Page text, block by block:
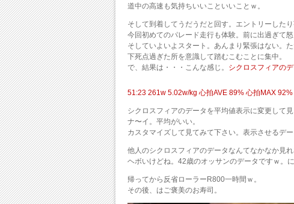
道中の高速も気持ちいいこといいことｗ。
そして到着してうだうだと回す。エントリーした
今回初めてのパレード走行も体験。前に出過ぎて
そしていよいよスタート。あんまり緊張はない。た
下死点過ぎた所を意識して踏むこむことに集中。
で、結果は・・・こんな感じ。 シクロスフィアの
51:23 261w 5.02w/kg 心拍AVE 89% 心拍MAX
シクロスフィアのデータを平均値表示に変更して
ナ〜イ。平均がいい。
カスタマイズして見てみて下さい。表示させるデ
他人のシクロスフィアのデータなんてなかなか見
ヘボいけどね。42歳のオッサンのデータですｗ。
帰ってから反省ローラーR800一時間ｗ。
その後、はご褒美のお寿司。